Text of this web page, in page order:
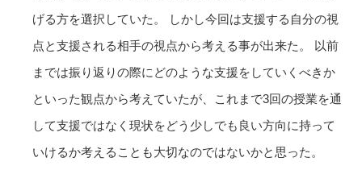
げる方を選択していた。 しかし今回は支援する自分の視
点と支援される相手の視点から考える事が出来た。 以前
までは振り返りの際にどのような支援をしていくべきか
といった観点から考えていたが、これまで3回の授業を通
して支援ではなく現状をどう少しでも良い方向に持って
いけるか考えることも大切なのではないかと思った。